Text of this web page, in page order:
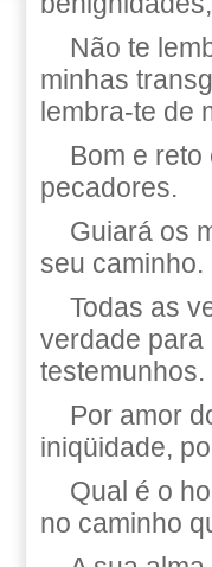
Não te
minhas
lembra-te de
Bom e
pecadores.
Guiará os
seu caminho.
Todas as
verdade para
testemunhos.
Por amor
iniqüidade,
Qual é o
no caminho